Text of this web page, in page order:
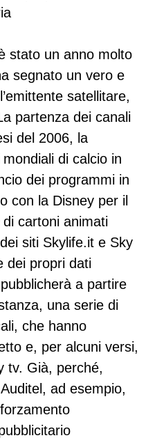
stato un anno molto
segnato un vero e
satellitare,
partenza dei canali
del 2006, la
di calcio in
dei programmi in
con la Disney per il
cartoni animati
siti Skylife.it e Sky
dei propri dati
a partire
una serie di
che hanno
e, per alcuni versi,
tv. Già, perché,
ad esempio,